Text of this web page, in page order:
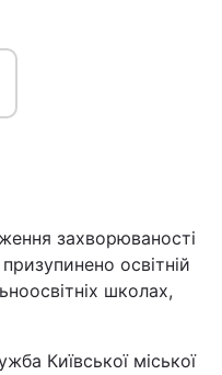
захворюваності
освітній
школах,
Київської міської